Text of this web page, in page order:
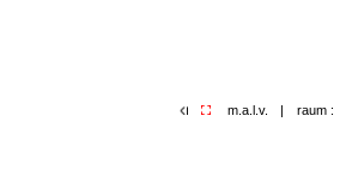
m.a.l.v. | raum :